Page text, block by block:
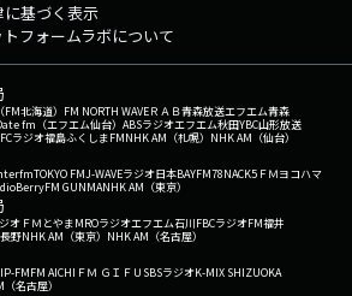
基づく表示
フォームラボについて
北海道） FM NORTH WAVEＲＡＢ青森放送エフエム青森
fm（エフエム仙台） ABSラジオエフエム秋田YBC山形放送
ラジオ福島ふくしまFMNHK AM（札幌） NHK AM（仙台）
TOKYO FMJ-WAVEラジオ日本BAYFM78NACK5 ＦＭヨコハマ
FM GUNMANHK AM（東京）
オ ＦＭとやまMROラジオエフエム石川FBCラジオFM福井
野NHK AM（東京） NHK AM（名古屋）
FMFM AICHI ＦＭ ＧＩＦＵ SBSラジオK-MIX SHIZUOKA
名古屋）